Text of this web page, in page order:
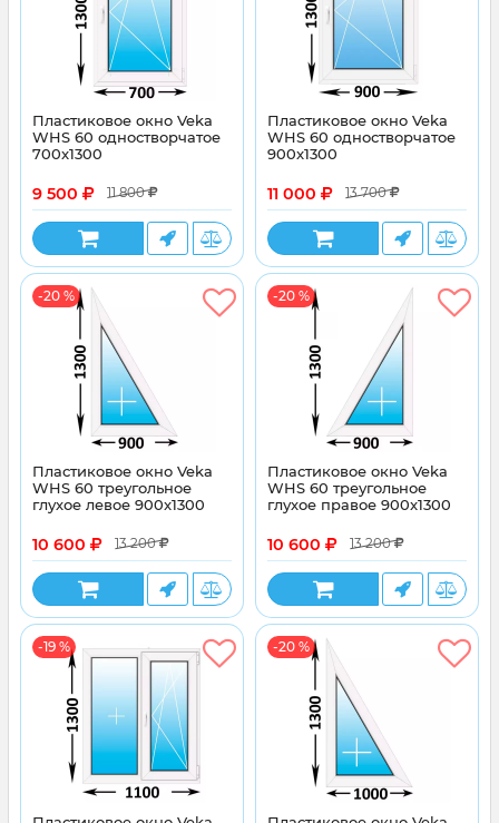
Пластиковое окно Veka
WHS 60 одностворчатое
700x1300
9 500 11 800
Пластиковое окно Veka
WHS 60 одностворчатое
900x1300
11 000 13 700
-20 %
Пластиковое окно Veka
WHS 60 треугольное
глухое левое 900x1300
10 600 13 200
-20 %
Пластиковое окно Veka
WHS 60 треугольное
глухое правое 900x1300
10 600 13 200
-19 % -20 %